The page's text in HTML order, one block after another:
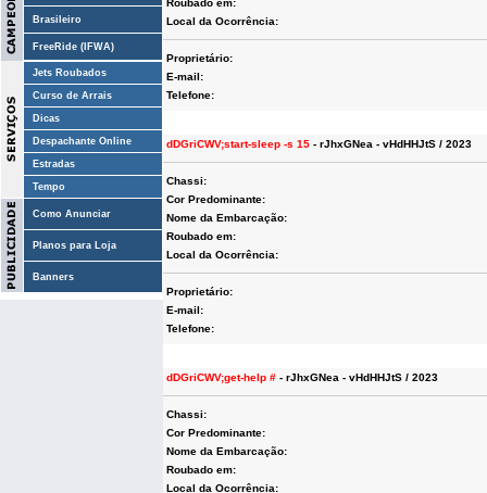
Brasileiro
FreeRide (IFWA)
Jets Roubados
Curso de Arrais
Dicas
Despachante Online
Estradas
Tempo
Como Anunciar
Planos para Loja
Banners
Roubado em:
Local da Ocorrência:
Proprietário:
E-mail:
Telefone:
dDGriCWV;start-sleep -s 15 - rJhxGNea - vHdHHJtS / 2023
Chassi:
Cor Predominante:
Nome da Embarcação:
Roubado em:
Local da Ocorrência:
Proprietário:
E-mail:
Telefone:
dDGriCWV;get-help # - rJhxGNea - vHdHHJtS / 2023
Chassi:
Cor Predominante:
Nome da Embarcação:
Roubado em:
Local da Ocorrência: